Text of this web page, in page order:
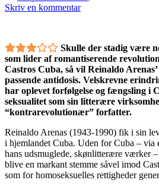
Skriv en kommentar
Skulle der stadig være
som lider af romantiserende
Castros Cuba, så vil Reinaldo
passende antidosis. Velskrevne
har oplevet forfølgelse og fængsling i
seksualitet som sin litterære
“kontrarevolutionær” forfatter.
Reinaldo Arenas (1943-1990) fik i sin
i hjemlandet Cuba. Uden for Cuba – via
hans udsmuglede, skønlitterære værker
blive en markant stemme såvel imod
som for homoseksuelles rettigheder